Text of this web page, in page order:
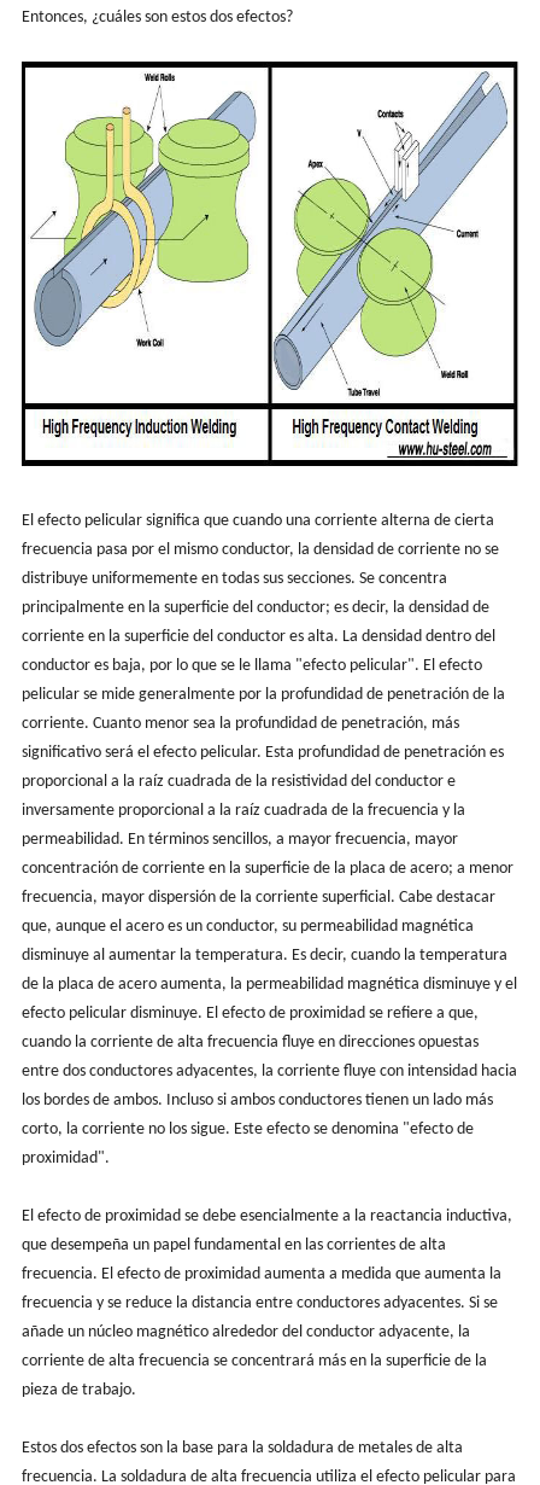
Entonces, ¿cuáles son estos dos efectos?
El efecto pelicular significa que cuando una corriente alterna de cierta
frecuencia pasa por el mismo conductor, la densidad de corriente no se
distribuye uniformemente en todas sus secciones. Se concentra
principalmente en la superficie del conductor; es decir, la densidad de
corriente en la superficie del conductor es alta. La densidad dentro del
conductor es baja, por lo que se le llama "efecto pelicular". El efecto
pelicular se mide generalmente por la profundidad de penetración de la
corriente. Cuanto menor sea la profundidad de penetración, más
significativo será el efecto pelicular. Esta profundidad de penetración es
proporcional a la raíz cuadrada de la resistividad del conductor e
inversamente proporcional a la raíz cuadrada de la frecuencia y la
permeabilidad. En términos sencillos, a mayor frecuencia, mayor
concentración de corriente en la superficie de la placa de acero; a menor
frecuencia, mayor dispersión de la corriente superficial. Cabe destacar
que, aunque el acero es un conductor, su permeabilidad magnética
disminuye al aumentar la temperatura. Es decir, cuando la temperatura
de la placa de acero aumenta, la permeabilidad magnética disminuye y el
efecto pelicular disminuye. El efecto de proximidad se refiere a que,
cuando la corriente de alta frecuencia fluye en direcciones opuestas
entre dos conductores adyacentes, la corriente fluye con intensidad hacia
los bordes de ambos. Incluso si ambos conductores tienen un lado más
corto, la corriente no los sigue. Este efecto se denomina "efecto de
proximidad".
El efecto de proximidad se debe esencialmente a la reactancia inductiva,
que desempeña un papel fundamental en las corrientes de alta
frecuencia. El efecto de proximidad aumenta a medida que aumenta la
frecuencia y se reduce la distancia entre conductores adyacentes. Si se
añade un núcleo magnético alrededor del conductor adyacente, la
corriente de alta frecuencia se concentrará más en la superficie de la
pieza de trabajo.
Estos dos efectos son la base para la soldadura de metales de alta
frecuencia. La soldadura de alta frecuencia utiliza el efecto pelicular para